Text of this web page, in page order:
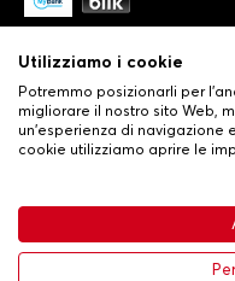
63,99 €
Condizioni generali di
Politica sulla privacy e
Utilizziamo i cookie
Potremmo posizionarli per
migliorare il nostro sito Web,
un'esperienza di navigazione
cookie utilizziamo aprire le